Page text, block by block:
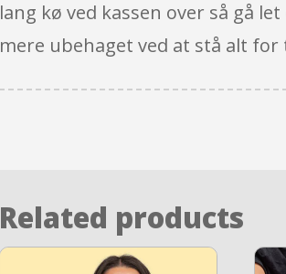
lang kø ved kassen over så gå
mere ubehaget ved at stå alt
Related products